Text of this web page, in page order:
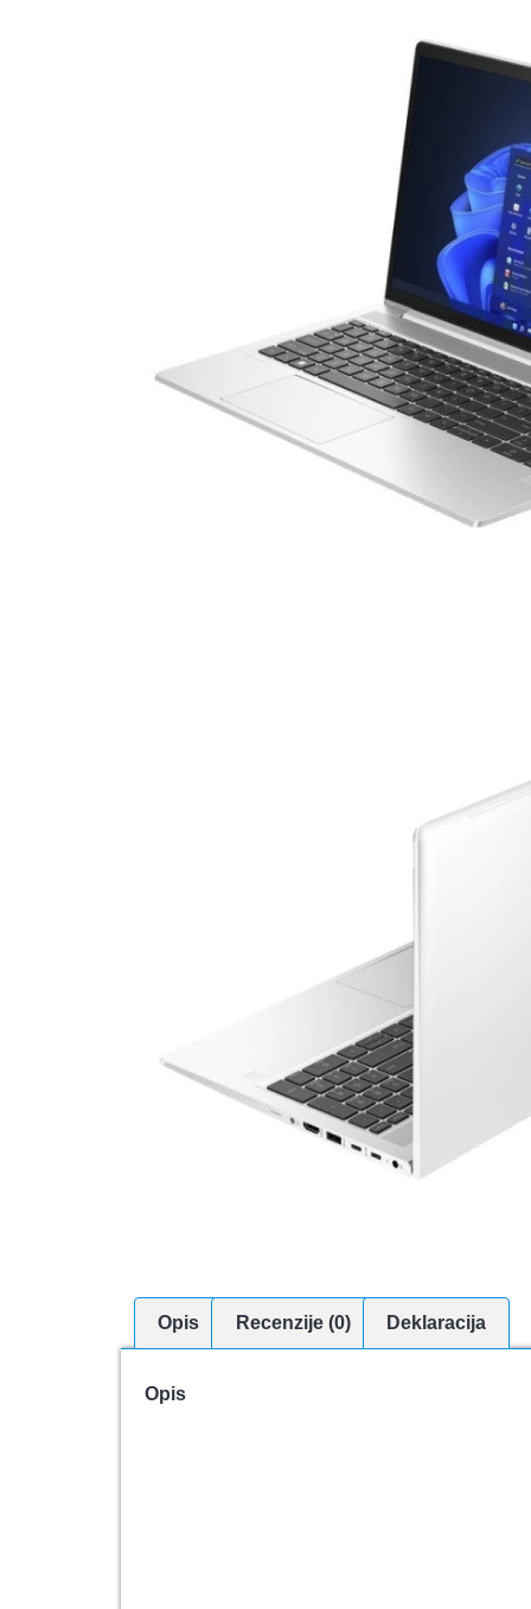
Opis Recenzije (0) Deklaracija
Opis